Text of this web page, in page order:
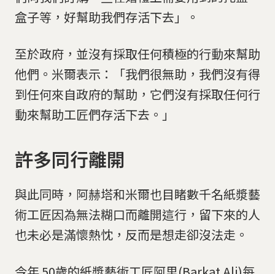
盒子等，好幫助我們存活下去」。
至於政府，並沒有採取任何積極的行動來幫助
他們。米爾表示：「我們很無助，我們沒有得
到任何來自政府的幫助，它們沒有採取任何行
動來幫助工匠們存活下去。」
許多同行離開
與此同時，阿赫塔和米爾也目睹數千名紙漿藝
術工匠因為無法糊口而離開這行，留下來的人
也未必是滿懷熱忱，反而是想走卻沒法走。